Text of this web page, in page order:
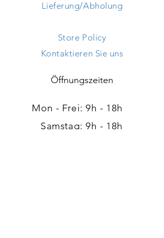
Lieferung/Abholung
Store Policy
Kontaktieren Sie uns
Öffnungszeiten
Mon - Frei: 9h - 18h ​​
Samstag: 9h - 18h